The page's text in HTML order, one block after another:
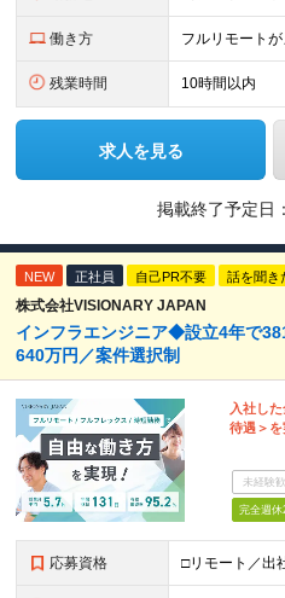
働き方 フルリモート
残業時間 10時間以内
求人を見る
掲載終了予定日
NEW 正社員 自己PR不要 話を聞き
株式会社VISIONARY JAPAN
インフラエンジニア◆設立4年で
640万円／案件選択制
入社し
待遇＞
未経験
完全週休
応募資格